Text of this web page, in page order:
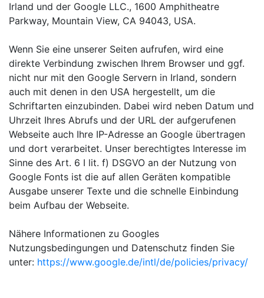
Irland und der Google LLC., 1600 Amphitheatre
Parkway, Mountain View, CA 94043, USA.
Wenn Sie eine unserer Seiten aufrufen, wird eine
direkte Verbindung zwischen Ihrem Browser und ggf.
nicht nur mit den Google Servern in Irland, sondern
auch mit denen in den USA hergestellt, um die
Schriftarten einzubinden. Dabei wird neben Datum und
Uhrzeit Ihres Abrufs und der URL der aufgerufenen
Webseite auch Ihre IP-Adresse an Google übertragen
und dort verarbeitet. Unser berechtigtes Interesse im
Sinne des Art. 6 I lit. f) DSGVO an der Nutzung von
Google Fonts ist die auf allen Geräten kompatible
Ausgabe unserer Texte und die schnelle Einbindung
beim Aufbau der Webseite.
Nähere Informationen zu Googles
Nutzungsbedingungen und Datenschutz finden Sie
unter: https://www.google.de/intl/de/policies/privacy/